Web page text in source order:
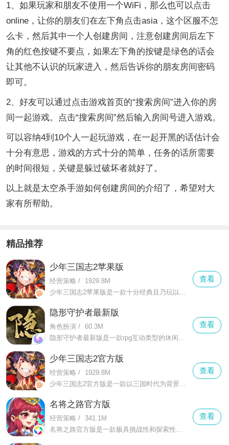
1、如果玩家和朋友不使用一个WiFi，那么也可以点击
online，让你的朋友们在左下角点击asia，这个区服不怎
么卡，然后其中一个人创建房间，注意创建房间后左下
角的红色按键不要点，如果左下角的按键是绿色的话会
让其他不认识的玩家进入，然后告诉你的朋友房间密码
即可。
2、好友可以通过点击游戏首页的“搜索房间”进入你的房
间一起游戏。点击“搜索房间”然后输入房间号进入游戏。
可以容纳4到10个人一起玩游戏，在一起开黑的话估计会
十分有意思，游戏的方式十分的简单，任务的话所需要
的时间很短，关键是躲过破坏者就好了。
以上就是太空杀手游如何创建房间的介绍了，希望对大
家有所帮助。
精品推荐
少年三国志2苹果版
经营策略 /
1929.8M
查看
隐形守护者最新版
角色扮演 / 60.3M
隐形守护者最新版是一款rpg互动类型的休闲游戏，玩家可以在游戏中体验到丰富的剧情玩法，演绎着不同的人物角色参与到游戏中去互动。讲述了一名留学生回国成为间谍潜入敌方阵营打探各种情报传送给友方的故事。
查看
少年三国志2官方版
经营策略 /
1929.8M
少年三国志2官方版是一款以三国时代为背景的全新的手游，让玩家可以在身临其境的感受下去体会三国游戏的乐趣，该游戏的玩法和模式有许多种，总一款是玩家所喜爱的。
查看
名将之路官方版
经营策略 /
341.1M
名将之路官方版是一款极具挑战性和探索性的策略对战手游，深受玩家的喜爱，里面的各大场景和各种新奇的模式都等着你来探索和发掘。
查看